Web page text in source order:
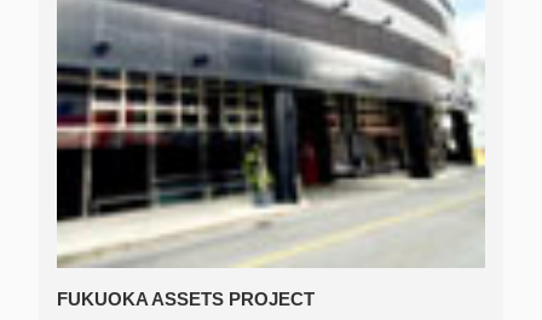
FUKUOKA ASSETS PROJECT